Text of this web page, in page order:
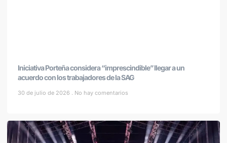
Iniciativa Porteña considera “imprescindible” llegar a un
acuerdo con los trabajadores de la SAG
30 de julio de 2026 No hay comentarios